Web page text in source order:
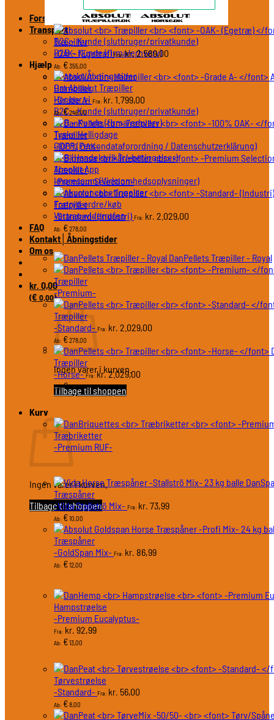
Forside
Transport
B2C – Kunde (slutbruger/privatkunde)
B2B – Kunde (firma/erhverv)
Hjælp
Kontakt/Åbningstider
Om Absolut Træpiller
Her bor vi
B2C – Kunde (slutbruger/privatkunde)
B2B – Kunde (firma/erhverv)
Tyske Helligdage
GDPR (Persondataforordning / Datenschutzerklärung)
AGB (Handelsvilkår/-betingelser)
Absolut App
Impressum (Virksomhedsoplysninger)
Konkurrencebetingelser
Fortryd ordre/køb
Vertrag widerrufen
FAQ
Kontakt│Åbningstider
Om os
kr. 0,00
(€ 0,00)
Ingen varer i kurven.
Tilbage til shoppen
Kurv
Ingen varer i kurven.
Tilbage til shoppen
Træpiller
-OAK- (Egetræ)Fra:kr.2.589,00
Ab: €355,00
Halmpiller
-Grade A- Fra: kr. 1.799,00
Ab:€246,00
Træpiller
-100% OAK-
Træpiller
-Premium Selection-
Træpiller
-Standard- (Industri) Fra: kr. 2.029,00
Ab: €278,00
DanPellets Træpiller - Royal
Træpiller
-Premium-
Træpiller
-Standard- Fra: kr. 2.029,00
Ab: €278,00
Træpiller
-Horse-Fra:kr.2.029,00
Ab:€278,00
Træbriketter
-Premium RUF-
Træspåner
-Vida Stallströ Mix- Fra: kr. 73,99
Ab: €10,00
Træspåner
-GoldSpan Mix- Fra: kr. 86,99
Ab: €12,00
Hampstrøelse
-Premium Eucalyptus-
Fra: kr. 92,99
Ab: €13,00
Tørvestrøelse
-Standard- Fra: kr. 56,00
Ab: €8,00